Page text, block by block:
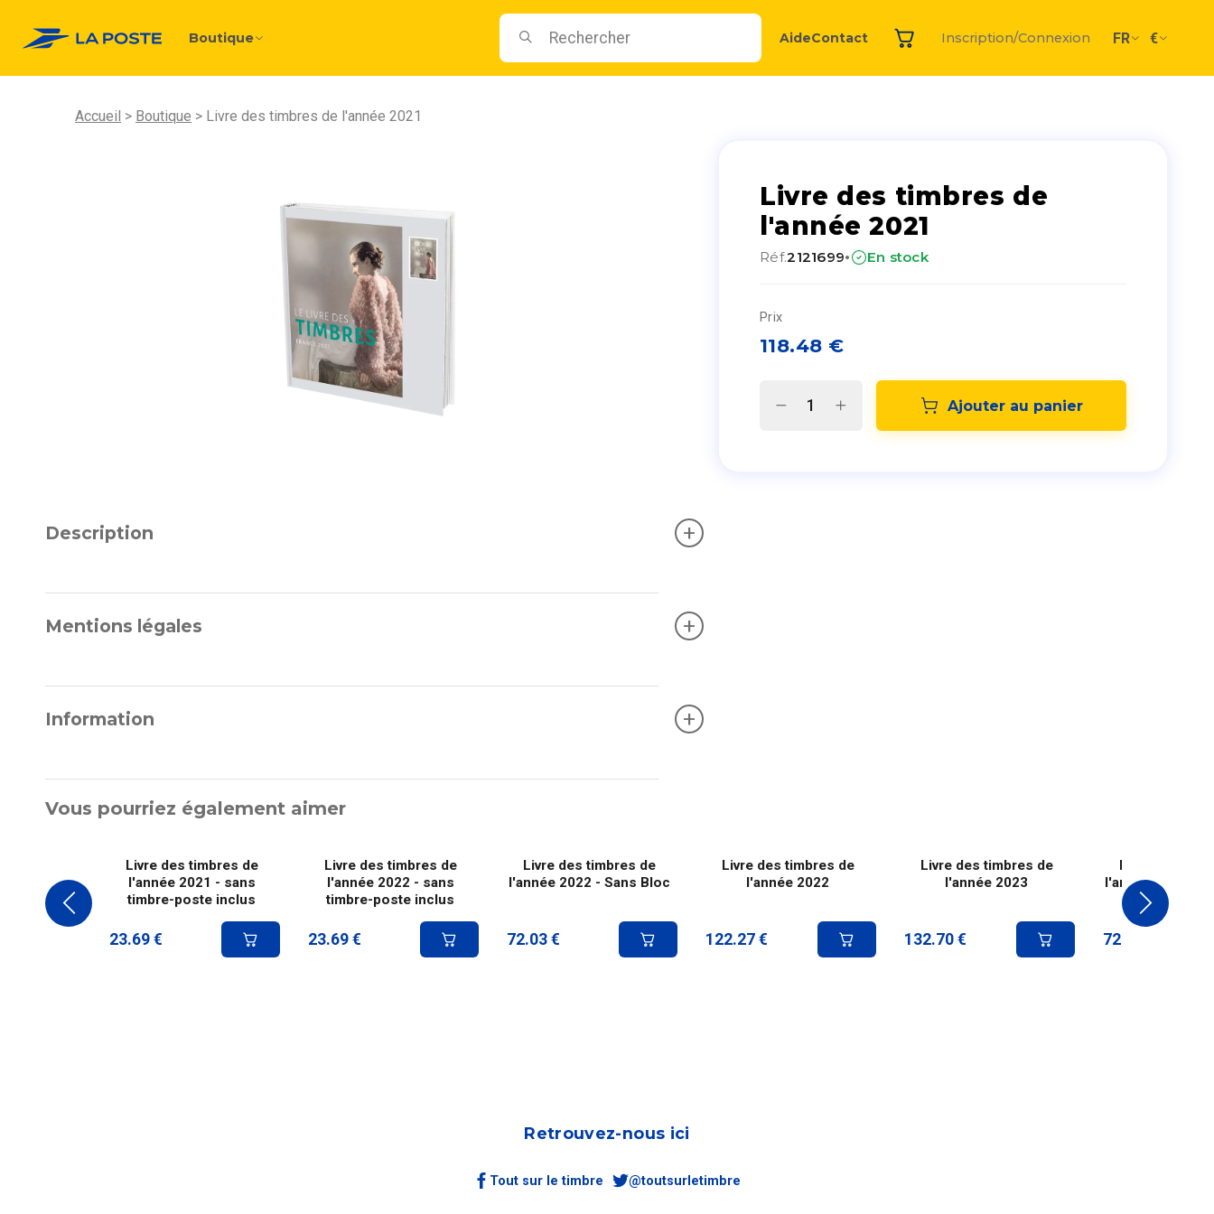
Boutique AideContact Inscription/Connexion FR €
Accueil Boutique Livre des timbres de l'année 2021
Livre des timbres de
l'année 2021
Réf.2121699· En stock
Prix
118.48 €
Ajouter au panier
Description +
Mentions légales +
Information +
Vous pourriez également aimer
Livre des timbres de
l'année 2021 - sans
timbre-poste inclus
23.69 €
Livre des timbres de
l'année 2022 - sans
timbre-poste inclus
23.69 €
Livre des timbres de
l'année 2022 - Sans Bloc
72.03 €
Livre des timbres de
l'année 2022
122.27 €
Livre des timbres de
l'année 2023
132.70 €
Livre des
l'année 2023 -
72.03
Retrouvez-nous ici
Tout sur le timbre @toutsurletimbre